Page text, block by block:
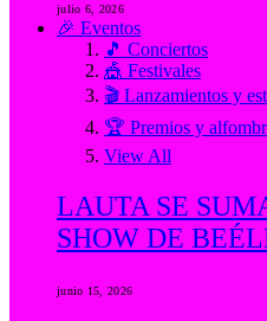
julio 6, 2026
🎉 Eventos
🎵 Conciertos
🎪 Festivales
🎬 Lanzamientos y
🏆 Premios y
View All
LAUTA SE
SHOW DE
junio 15, 2026